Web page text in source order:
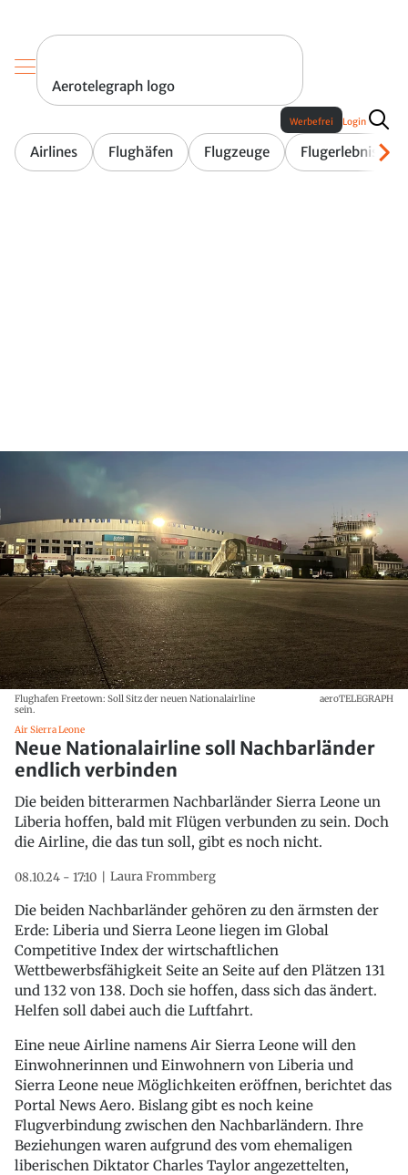
Aerotelegraph logo
Airlines Flughäfen Flugzeuge Flugerlebnis
Werbefrei Login
Flughafen Freetown: Soll Sitz der neuen Nationalairline
sein.
aeroTELEGRAPH
Air Sierra Leone
Neue Nationalairline soll Nachbarländer
endlich verbinden
Die beiden bitterarmen Nachbarländer Sierra Leone un
Liberia hoffen, bald mit Flügen verbunden zu sein. Doch
die Airline, die das tun soll, gibt es noch nicht.
08.10.24 - 17:10 Laura Frommberg
Die beiden Nachbarländer gehören zu den ärmsten der
Erde: Liberia und Sierra Leone liegen im Global
Competitive Index der wirtschaftlichen
Wettbewerbsfähigkeit Seite an Seite auf den Plätzen 131
und 132 von 138. Doch sie hoffen, dass sich das ändert.
Helfen soll dabei auch die Luftfahrt.
Eine neue Airline namens Air Sierra Leone will den
Einwohnerinnen und Einwohnern von Liberia und
Sierra Leone neue Möglichkeiten eröffnen, berichtet das
Portal News Aero. Bislang gibt es noch keine
Flugverbindung zwischen den Nachbarländern. Ihre
Beziehungen waren aufgrund des vom ehemaligen
liberischen Diktator Charles Taylor angezettelten,